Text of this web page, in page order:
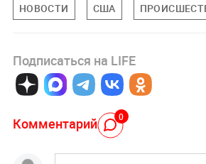
НОВОСТИ США
Подписаться на LIFE
Комментарий 0